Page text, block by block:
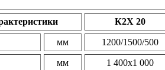
К2X 20
мм 1200/1500/500
мм 1 400х1 000